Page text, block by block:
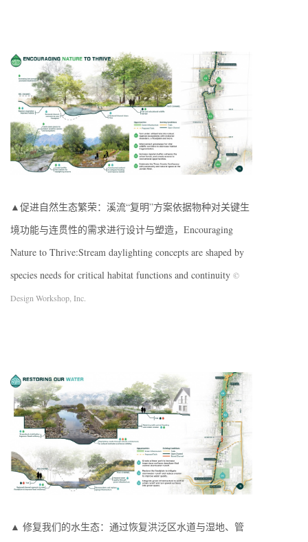
▲促进自然生态繁荣：溪流“复明”方案依据物种对关键生
境功能与连贯性的需求进行设计与塑造，Encouraging
Nature to Thrive:Stream daylighting concepts are shaped by
species needs for critical habitat functions and continuity ©
Design Workshop, Inc.
▲ 修复我们的水生态：通过恢复洪泛区水道与湿地、管